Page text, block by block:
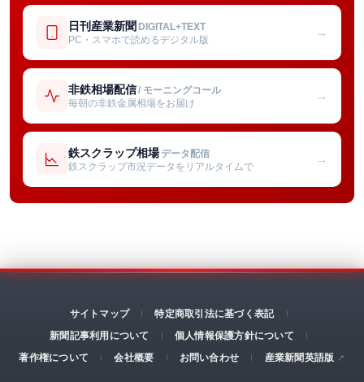
日刊産業新聞 DIGITAL+TEXT
PC・スマホで読めるデジタル版
→
非鉄相場配信/ モーニングコール
毎朝の非鉄金属相場をお届け
→
鉄スクラップ相場 データ配信
鉄スクラップ市況データをリアルタイムで
→
サイトマップ
特定商取引法に基づく表記
新聞記事利用について
個人情報保護方針について
著作権について
会社概要 お問い合わせ 産業新聞英語版